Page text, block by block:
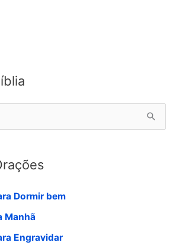
Dormir bem
Manhã
Engravidar